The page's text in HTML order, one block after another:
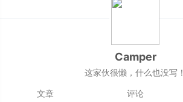
Camper
这家伙很懒，什么也没写！
文章 评论